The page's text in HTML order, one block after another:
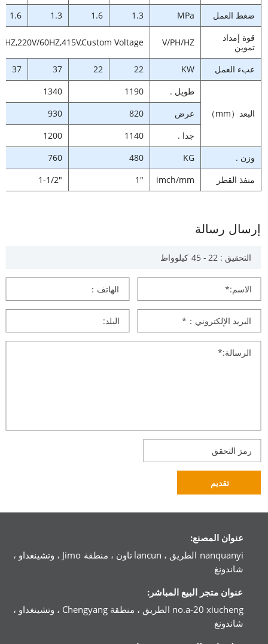
ضغط العمل
MPa
1.3
1.6
1.3
1.6
قوة إمداد
تموين
V/PH/HZ
60HZ,415V,Custom Voltage
عبء العمل KW
22
22
37
37
البعد（mm）
طويل . 1190
1340
عرض
820
930
جدا .
1140
1200
وزن .
KG
480
760
منفذ القطر
imch/mm
1″
1-1/2″
إرسال رسالة
تقديم
عنوان المصنع:
nanquanyi الطريق ، lancun تاون ، منطقة Jimo ، وتشينغداو ،
شاندونغ
عنوان متجر البيع المباشر:
no.a-20 xiucheng الطريق ، منطقة Chengyang ، وتشينغداو ،
شاندونغ